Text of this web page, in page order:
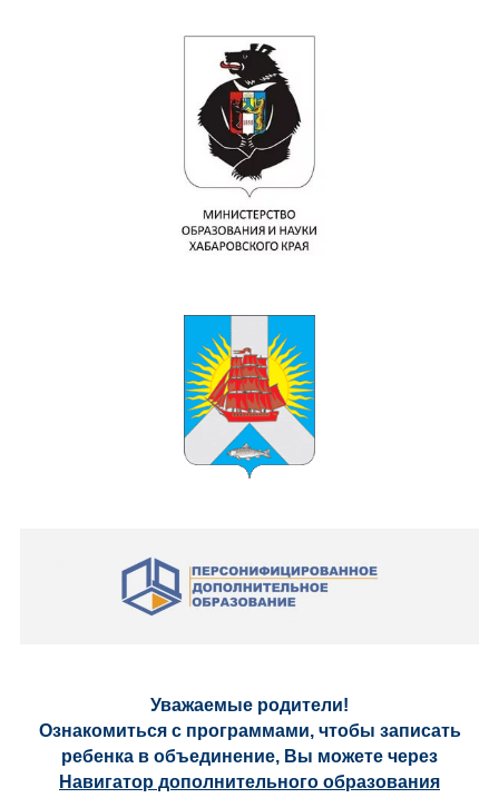
Уважаемые родители!
Ознакомиться с программами, чтобы записать
ребенка в объединение, Вы можете через
Навигатор дополнительного образования